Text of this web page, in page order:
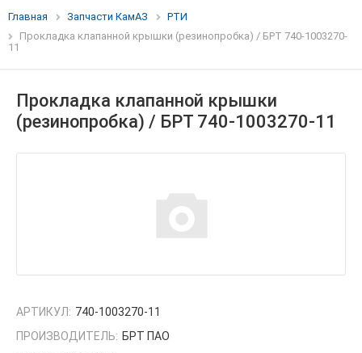
Главная Запчасти КамАЗ
РТИ
Прокладка клапанной крышки (резинопробка) / БРТ 740-1003270-
11
Прокладка клапанной крышки
(резинопробка) / БРТ 740-1003270-11
АРТИКУЛ: 740-1003270-11
ПРОИЗВОДИТЕЛЬ: БРТ ПАО